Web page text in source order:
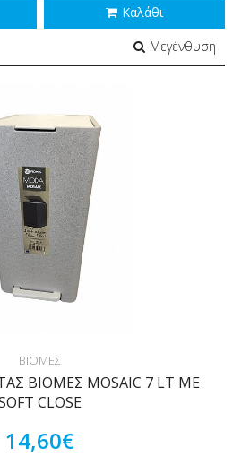
Καλάθι
Μεγένθυση
ΒΙΟΜΕΣ
ΒΙΟΜΕΣ MOSAIC 7 LT ΜΕ
CLOSE
14,60€